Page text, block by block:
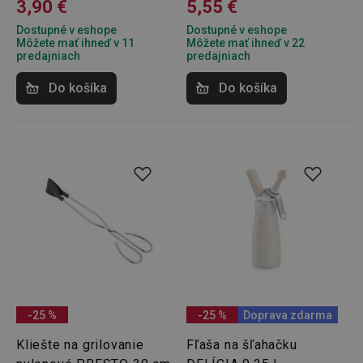
3,90 €
Dostupné v eshope
Môžete mať ihneď v 11
predajniach
Do košíka
5,55 €
Dostupné v eshope
Môžete mať ihneď v 22
predajniach
Do košíka
-25 %
Kliešte na grilovanie
-25 % Doprava zdarma
Fľaša na šľahačku